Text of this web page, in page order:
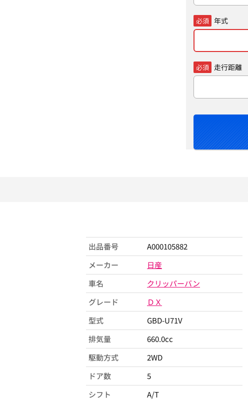
必須 年式
必須 走行距離
出品番号
A000105882
メーカー
日産
車名
クリッパーバン
グレード
ＤＸ
型式
GBD-U71V
排気量
660.0cc
駆動方式
2WD
ドア数
5
シフト
A/T